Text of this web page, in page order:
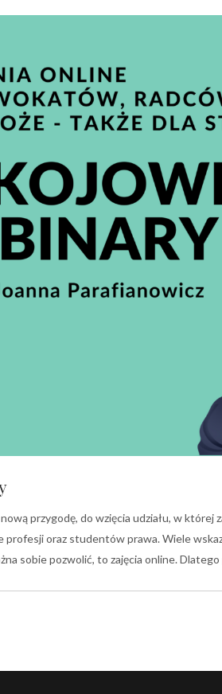
przygodę, do wzięcia udziału, w
oraz studentów prawa. Wiele
sobie pozwolić, to zajęcia online.